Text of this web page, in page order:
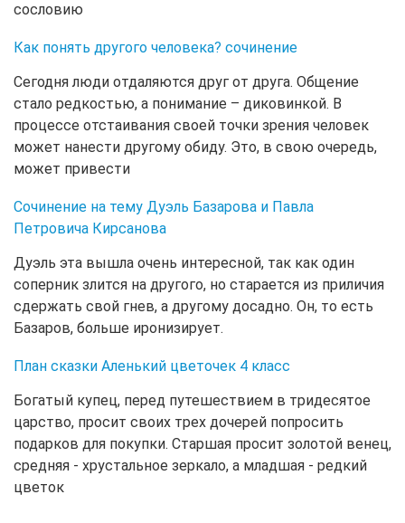
сословию
Как понять другого человека? сочинение
Сегодня люди отдаляются друг от друга. Общение
стало редкостью, а понимание – диковинкой. В
процессе отстаивания своей точки зрения человек
может нанести другому обиду. Это, в свою очередь,
может привести
Сочинение на тему Дуэль Базарова и Павла
Петровича Кирсанова
Дуэль эта вышла очень интересной, так как один
соперник злится на другого, но старается из приличия
сдержать свой гнев, а другому досадно. Он, то есть
Базаров, больше иронизирует.
План сказки Аленький цветочек 4 класс
Богатый купец, перед путешествием в тридесятое
царство, просит своих трех дочерей попросить
подарков для покупки. Старшая просит золотой венец,
средняя - хрустальное зеркало, а младшая - редкий
цветок